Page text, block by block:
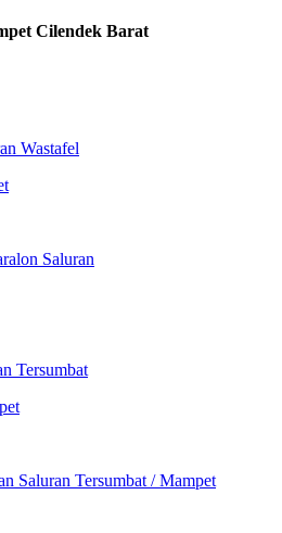
Cilendek Barat
Wastafel
Saluran
Tersumbat
Saluran Tersumbat / Mampet